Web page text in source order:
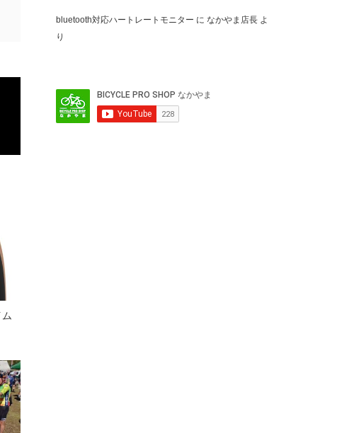
bluetooth対応ハートレートモニター に なかやま店長 よ
り